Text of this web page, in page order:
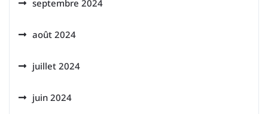
septembre 2024
août 2024
juillet 2024
juin 2024